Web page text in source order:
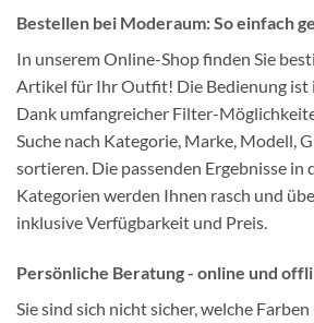
Bestellen bei Moderaum: So einfach
In unserem Online-Shop finden Sie
Artikel für Ihr Outfit! Die Bedienung
Dank umfangreicher Filter-
Suche nach Kategorie, Marke, Modell,
sortieren. Die passenden Ergebnisse in
Kategorien werden Ihnen rasch und
inklusive Verfügbarkeit und Preis.
Persönliche Beratung - online und
Sie sind sich nicht sicher, welche